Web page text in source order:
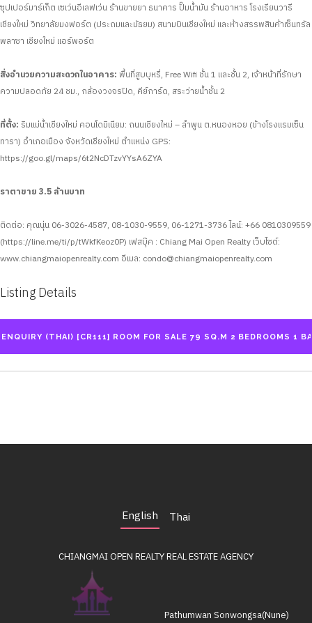
ซุปเปอร์มาร์เก็ต เซเว่นอีเลฟเว่น ร้านขายยา ธนาคาร ปั๊มน้ำมัน ร้านอาหาร โรงเรียนวารี
เชียงใหม่ วิทยาลัยมงฟอร์ต (ประถมและมัธยม) สนามบินเชียงใหม่ และห้างสรรพสินค้าเซ็นทรัล
พลาซา เชียงใหม่ แอร์พอร์ต
สิ่งอำนวยความสะดวกในอาคาร: พื้นที่สูบบุหรี่, Free Wifi ชั้น 1 และชั้น 2, เจ้าหน้าที่รักษา
ความปลอดภัย 24 ชม., กล้องวงจรปิด, คีย์การ์ด, สระว่ายน้ำชั้น 2
ที่ตั้ง: ริมแม่น้ำเชียงใหม่ คอนโดมิเนียม: ถนนเชียงใหม่ – ลำพูน ต.หนองหอย (ข้างโรงแรมเซ็น
ทารา) อำเภอเมือง จังหวัดเชียงใหม่ ตำแหน่ง GPS:
https://goo.gl/maps/6t2NcDTzvYYsA6ZYA
ราตาขาย 3.5 ล้านบาท
ติดต่อ: คุณนุ่น 06-3026-4587, 08-1030-9559, 06-1271-3736ไลน์: +66 0810309559
(https://line.me/ti/p/tWkfKeoz0P) เฟสบุ๊ค : Chiang Mai Open Realty เว็บไซต์:
www.chiangmaiopenrealty.com อีเมล: condo@chiangmaiopenrealty.com
Listing Details
English Thai
CHIANGMAI OPEN REALTYREAL ESTATE AGENCY
Pathumwan Sonwongsa(Nune)